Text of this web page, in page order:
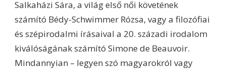
Salkaházi Sára, a világ első női követének
számító Bédy-Schwimmer Rózsa, vagy a filozófiai
és szépirodalmi írásaival a 20. századi irodalom
kiválóságának számító Simone de Beauvoir.
Mindannyian – legyen szó magyarokról vagy